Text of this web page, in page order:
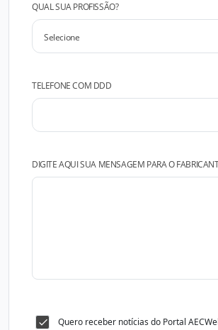
QUAL SUA PROFISSÃO?
TELEFONE COM DDD
DIGITE AQUI SUA MENSAGEM PARA O
Quero receber notícias do Portal